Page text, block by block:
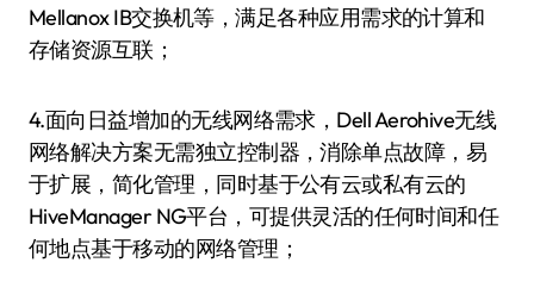
Mellanox IB交换机等，满足各种应用需求的计算和
存储资源互联；
4.面向日益增加的无线网络需求，Dell Aerohive无线
网络解决方案无需独立控制器，消除单点故障，易
于扩展，简化管理，同时基于公有云或私有云的
HiveManager NG平台，可提供灵活的任何时间和任
何地点基于移动的网络管理；